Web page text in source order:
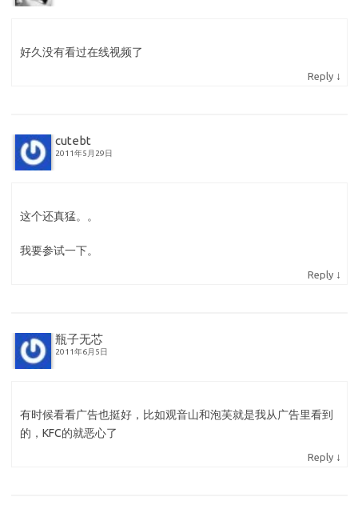
好久没有看过在线视频了
Reply ↓
cutebt
2011年5月29日
这个还真猛。。
我要参试一下。
Reply ↓
瓶子无芯
2011年6月5日
有时候看看广告也挺好，比如观音山和泡芙就是我从广告里看到
的，KFC的就恶心了
Reply ↓